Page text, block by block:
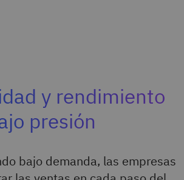
y rendimiento
presión
bajo demanda, las empresas